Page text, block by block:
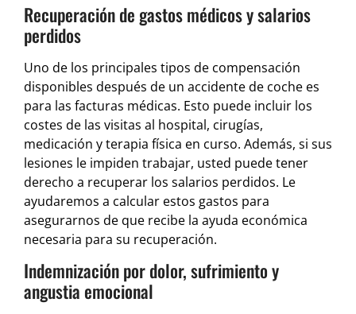
Recuperación de gastos médicos y salarios
perdidos
Uno de los principales tipos de compensación
disponibles después de un accidente de coche es
para las facturas médicas. Esto puede incluir los
costes de las visitas al hospital, cirugías,
medicación y terapia física en curso. Además, si sus
lesiones le impiden trabajar, usted puede tener
derecho a recuperar los salarios perdidos. Le
ayudaremos a calcular estos gastos para
asegurarnos de que recibe la ayuda económica
necesaria para su recuperación.
Indemnización por dolor, sufrimiento y
angustia emocional